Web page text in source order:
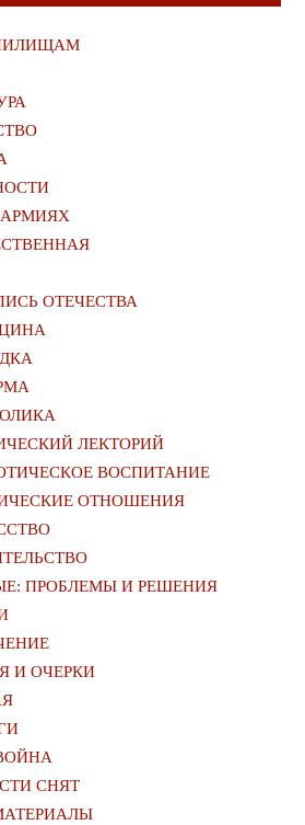
ОТЕЧЕСТВА
ЛЕКТОРИЙ
ВОСПИТАНИЕ
ОТНОШЕНИЯ
ПРОБЛЕМЫ И РЕШЕНИЯ
И ОЧЕРКИ
СНЯТ